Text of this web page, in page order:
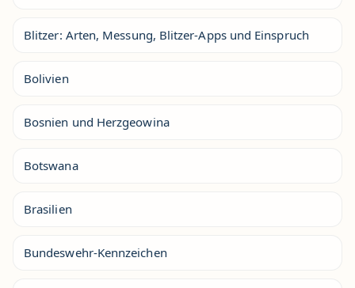
Blitzer: Arten, Messung, Blitzer-Apps und Einspruch
Bolivien
Bosnien und Herzgeowina
Botswana
Brasilien
Bundeswehr-Kennzeichen